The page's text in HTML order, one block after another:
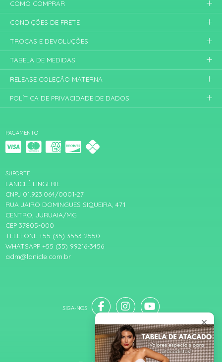
PAGAMENTO
SUPORTE
LANICLÊ LINGERIE
CNPJ 01.923.064/0001-27
RUA JAIRO DOMINGUES SIQUEIRA, 471
CENTRO, JURUAIA/MG
CEP 37805-000
TELEFONE +55 (35) 3553-2550
WHATSAPP +55 (35) 99216-3456
adm@lanicle.com.br
COMO COMPRAR
CONDIÇÕES DE FRETE
TROCAS E DEVOLUÇÕES
TABELA DE MEDIDAS
RELEASE COLEÇÃO MATERNA
POLÍTICA DE PRIVACIDADE DE DADOS